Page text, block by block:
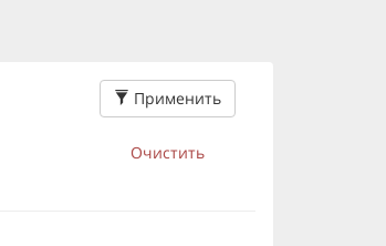
Применить
Очистить